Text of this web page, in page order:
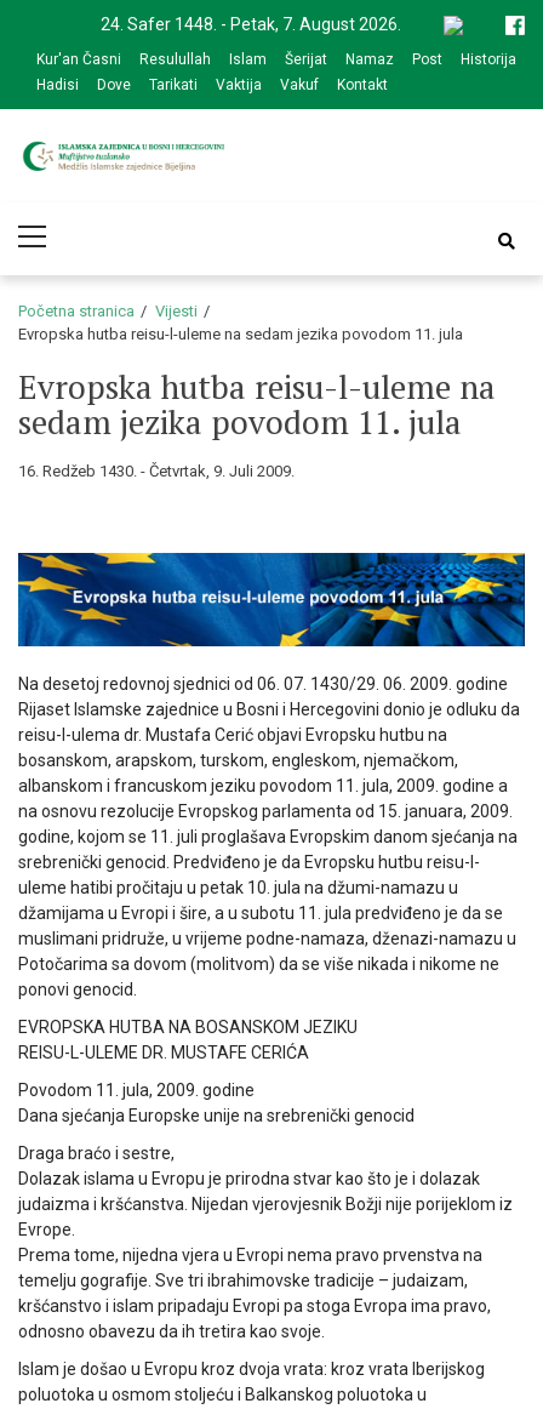
navigation
content
24. Safer 1448. - Petak, 7. August 2026.
Kur'an Časni Resulullah Islam Šerijat Namaz Post
Historija
Hadisi
Dove Tarikati Vaktija Vakuf Kontakt
zajednice Bijeljina
Menu
Početna stranica
Vijesti
Evropska hutba reisu-l-uleme na sedam jezika povodom 11. jula
Evropska hutba reisu-l-uleme na
sedam jezika povodom 11. jula
16. Redžeb 1430. - Četvrtak, 9. Juli 2009.
Na desetoj redovnoj sjednici od 06. 07. 1430/29. 06. 2009. godine
Rijaset Islamske zajednice u Bosni i Hercegovini donio je odluku da
reisu-l-ulema dr. Mustafa Cerić objavi Evropsku hutbu na
bosanskom, arapskom, turskom, engleskom, njemačkom,
albanskom i francuskom jeziku povodom 11. jula, 2009. godine a
na osnovu rezolucije Evropskog parlamenta od 15. januara, 2009.
godine, kojom se 11. juli proglašava Evropskim danom sjećanja na
srebrenički genocid. Predviđeno je da Evropsku hutbu reisu-l-
uleme hatibi pročitaju u petak 10. jula na džumi-namazu u
džamijama u Evropi i šire, a u subotu 11. jula predviđeno je da se
muslimani pridruže, u vrijeme podne-namaza, dženazi-namazu u
Potočarima sa dovom (molitvom) da se više nikada i nikome ne
ponovi genocid.
EVROPSKA HUTBA NA BOSANSKOM JEZIKU
REISU-L-ULEME DR. MUSTAFE CERIĆA
Povodom 11. jula, 2009. godine
Dana sjećanja Europske unije na srebrenički genocid
Draga braćo i sestre,
Dolazak islama u Evropu je prirodna stvar kao što je i dolazak
judaizma i kršćanstva. Nijedan vjerovjesnik Božji nije porijeklom iz
Evrope.
Prema tome, nijedna vjera u Evropi nema pravo prvenstva na
temelju gografije. Sve tri ibrahimovske tradicije – judaizam,
kršćanstvo i islam pripadaju Evropi pa stoga Evropa ima pravo,
odnosno obavezu da ih tretira kao svoje.
Islam je došao u Evropu kroz dvoja vrata: kroz vrata Iberijskog
poluotoka u osmom stoljeću i Balkanskog poluotoka u